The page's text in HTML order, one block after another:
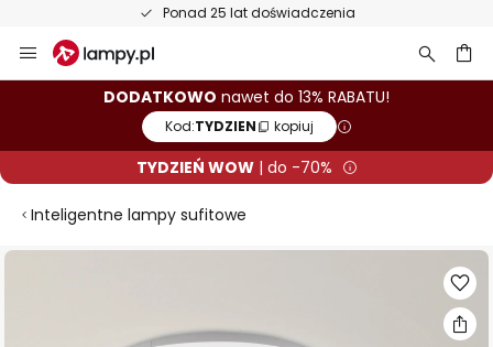
Ponad 25 lat doświadczenia
Przejdź
do
DODATKOWO nawet do 13% RABATU!
Kod:TYDZIEN kopiuj
TYDZIEŃ WOW| do -70%
Inteligentne lampy sufitowe
Przejdź